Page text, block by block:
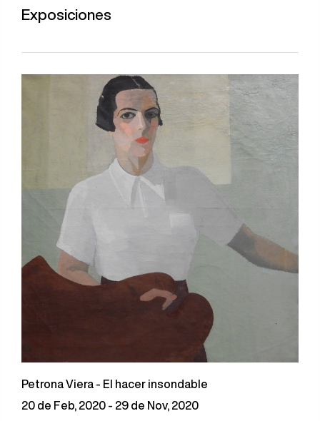
Exposiciones
Petrona Viera - El hacer insondable
20 de Feb, 2020 - 29 de Nov, 2020